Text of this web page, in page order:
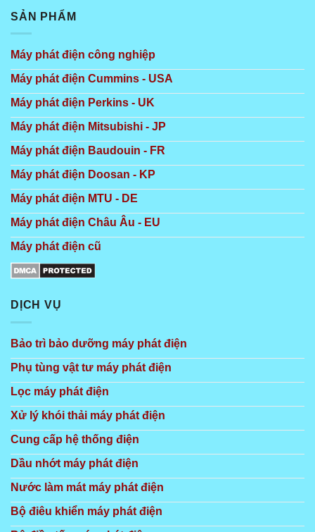
SẢN PHẨM
Máy phát điện công nghiệp
Máy phát điện Cummins - USA
Máy phát điện Perkins - UK
Máy phát điện Mitsubishi - JP
Máy phát điện Baudouin - FR
Máy phát điện Doosan - KP
Máy phát điện MTU - DE
Máy phát điện Châu Âu - EU
Máy phát điện cũ
DỊCH VỤ
Bảo trì bảo dưỡng máy phát điện
Phụ tùng vật tư máy phát điện
Lọc máy phát điện
Xử lý khói thải máy phát điện
Cung cấp hệ thống điện
Dầu nhớt máy phát điện
Nước làm mát máy phát điện
Bộ điêu khiển máy phát điện